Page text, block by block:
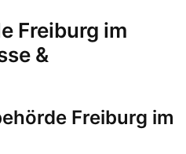
Freiburg im
&
Freiburg im